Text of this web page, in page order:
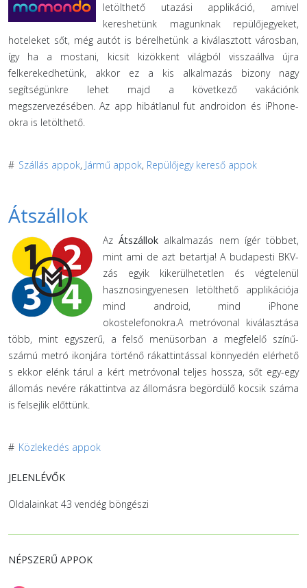
letölthető utazási applikáció, amivel
kereshetünk magunknak repülőjegyeket,
hoteleket sőt, még autót is bérelhetünk a kiválasztott városban,
így ha a mostani, kicsit kizökkent világból visszaállva újra
felkerekedhetünk, akkor ez a kis alkalmazás bizony nagy
segítségünkre lehet majd a következő vakációnk
megszervezésében. Az app hibátlanul fut androidon és iPhone-
okra is letölthető.
# Szállás appok, Jármű appok, Repülőjegy kereső appok
Átszállok
AzÁtszállok alkalmazás nem ígér többet,
mint ami de azt betartja! A budapesti BKV-
zás egyik kikerülhetetlen és végtelenül
hasznosingyenesen letölthető applikációja
mind android, mind iPhone
okostelefonokra.A metróvonal kiválasztása
több, mint egyszerű, a felső menüsorban a megfelelő színű-
számú metró ikonjára történő rákattintással könnyedén elérhető
s ekkor elénk tárul a kért metróvonal teljes hossza, sőt egy-egy
állomás nevére rákattintva az állomásra begördülő kocsik száma
is felsejlik előttünk.
# Közlekedés appok
JELENLÉVŐK
Oldalainkat 43 vendég böngészi
NÉPSZERŰ APPOK